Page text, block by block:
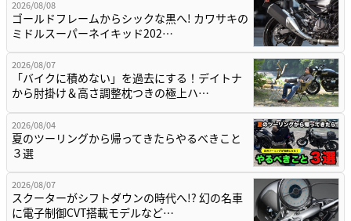
2026/08/08
ゴールドフレームからシックな黒へ! カワサキの
ミドルスーパーネイキッド202…
2026/08/07
「バイクに積めない」を過去にする！デイトナ
から肘掛け＆高さ調整枕つきの極上ハ…
2026/08/04
夏のツーリングから帰ってきたらやるべきこと
３選
2026/08/07
スクーターがシフトダウンの時代へ!? 幻の名車
に電子制御CVT搭載モデルなど…